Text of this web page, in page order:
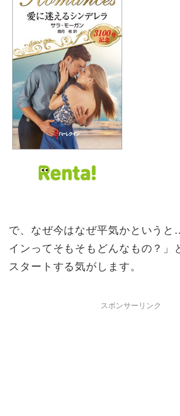
で、なぜ今はなぜ平気かというと
インってそもそもどんなもの？」
スタートする気がします。
スポンサーリンク